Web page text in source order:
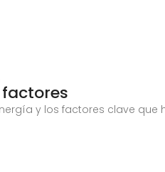
y los factores clave que